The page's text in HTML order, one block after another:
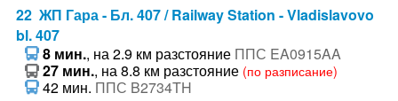
22 ЖП Гара - Бл. 407 / Railway Station - Vladislavovo
bl. 407
8 мин., на 2.9 км разстояние ППС EA0915AA
27 мин., на 8.8 км разстояние (по разписание)
42 мин. ППС B2734TH